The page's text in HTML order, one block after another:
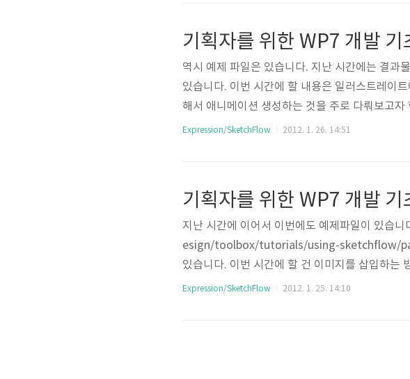
기획자를 위한 WP7 개발
역시 예제 파일은 있습니다. 지난 시간에는 결과
있습니다. 이번 시간에 할 내용은 일러스트레
해서 애니메이션 생성하는 것을 주로 다뤄보고
ow map에 형성해 두었던 것중 안썼던
Expression/SketchFlow 2012. 1. 26. 14:51
기획자를 위한 WP7 개발
지난 시간에 이어서 이번에도 예제파일이 있
esign/toolbox/tutorials/using-sketchflow/
있습니다. 이번 시간에 할 건 이미지를 삽입하
삽입하는 곳의 디자인을 변경하는 일을 해보고
삽입하지 않았던 샘플 데이터들이 들어가 있습니
Expression/SketchFlow 2012. 1. 25. 14:10